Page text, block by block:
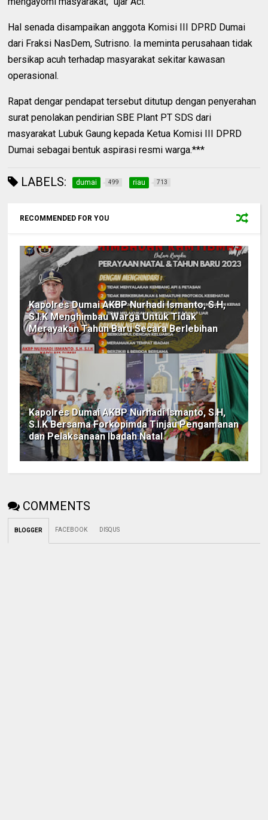
Hal senada disampaikan anggota Komisi III DPRD Dumai
dari Fraksi NasDem, Sutrisno. Ia meminta perusahaan tidak
bersikap acuh terhadap masyarakat sekitar kawasan
operasional.
Rapat dengar pendapat tersebut ditutup dengan penyerahan
surat penolakan pendirian SBE Plant PT SDS dari
masyarakat Lubuk Gaung kepada Ketua Komisi III DPRD
Dumai sebagai bentuk aspirasi resmi warga.***
LABELS: dumai 499 riau 713
RECOMMENDED FOR YOU
Kapolres Dumai AKBP Nurhadi Ismanto, S.H,
S.I.K Menghimbau Warga Untuk Tidak
Merayakan Tahun Baru Secara Berlebihan
Kapolres Dumai AKBP Nurhadi Ismanto, S.H,
S.I.K Bersama Forkopimda Tinjau Pengamanan
dan Pelaksanaan Ibadah Natal
COMMENTS
BLOGGER FACEBOOK DISQUS